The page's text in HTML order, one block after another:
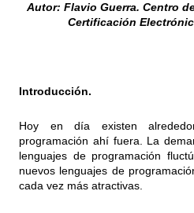
Autor: Flavio Guerra. Centro
Certificación
Introducción.
Hoy en día existen
programación ahí fuera. La
lenguajes de programación
nuevos lenguajes de
cada vez más atractivas.